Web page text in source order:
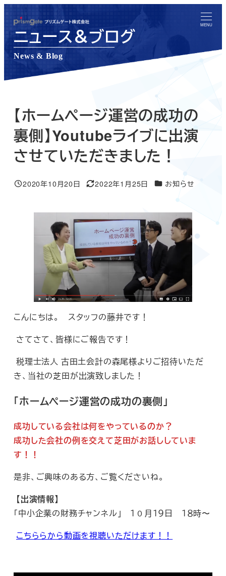
ン
コ
テ
MENU
ニュース＆ブログ
News & Blog
【ホームページ運営の成功の
裏側】Youtubeライブに出演
させていただきました！
投稿日
2020年10月20日
更新日
2022年1月25日 ニュース＆ブログカテ
お知らせ
こんにちは。 スタッフの藤井です！
さてさて、皆様にご報告です！
税理士法人 古田土会計の森尾様よりご招待いただ
き、当社の芝田が出演致しました！
「ホームページ運営の成功の裏側」
成功している会社は何をやっているのか？
成功した会社の例を交えて芝田がお話ししていま
す！！
是非、ご興味のある方、ご覧くださいね。
【出演情報】
「中小企業の財務チャンネル」 １０月１９日 １８時〜
こちららから動画を視聴いただけます！！